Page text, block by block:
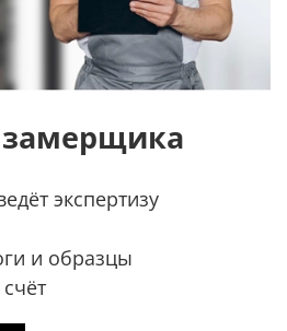
замерщика
экспертизу
и образцы